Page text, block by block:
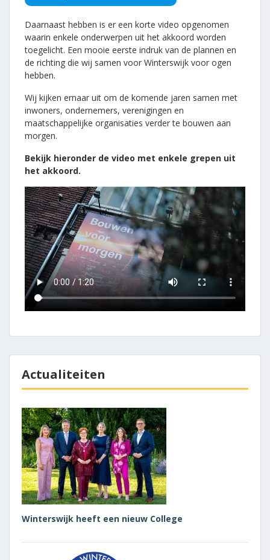
Daarnaast hebben is er een korte video opgenomen
waarin enkele onderwerpen uit het akkoord worden
toegelicht. Een mooie eerste indruk van de plannen en
de richting die wij samen voor Winterswijk voor ogen
hebben.
Wij kijken ernaar uit om de komende jaren samen met
inwoners, ondernemers, verenigingen en
maatschappelijke organisaties verder te bouwen aan
morgen.
Bekijk hieronder de video met enkele grepen uit
het akkoord.
Actualiteiten
Winterswijk heeft een nieuw College